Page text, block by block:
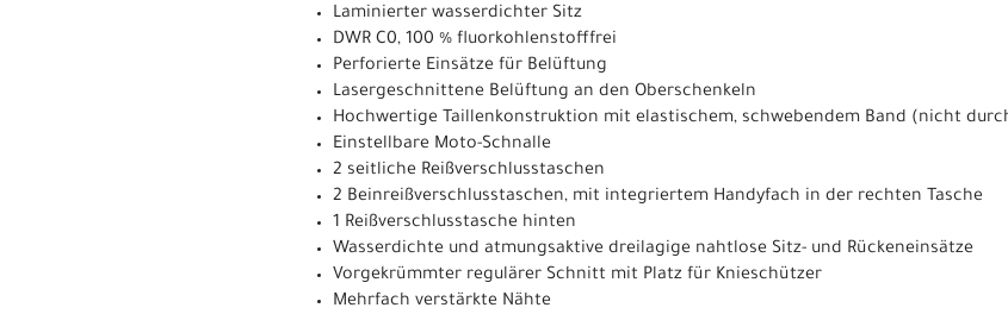
Laminierter wasserdichter Sitz
DWR C0, 100 % fluorkohlenstofffrei
Perforierte Einsätze für Belüftung
Lasergeschnittene Belüftung an den Oberschenkeln
Hochwertige Taillenkonstruktion mit elastischem, schwebendem Band (nicht
Einstellbare Moto-Schnalle
2 seitliche Reißverschlusstaschen
2 Beinreißverschlusstaschen, mit integriertem Handyfach in der rechten Tasche
1 Reißverschlusstasche hinten
Wasserdichte und atmungsaktive dreilagige nahtlose Sitz- und Rückeneinsätze
Vorgekrümmter regulärer Schnitt mit Platz für Knieschützer
Mehrfach verstärkte Nähte